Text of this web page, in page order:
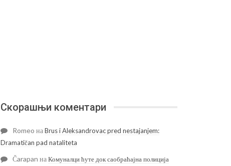
Скорашњи коментари
Romeo наBrus i Aleksandrovac pred nestajanjem:
Dramatičan pad nataliteta
Čarapan наКомуналци ћуте док саобраћајна полиција